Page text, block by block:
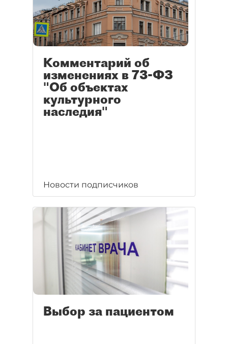
Комментарий об
изменениях в 73-ФЗ
"Об объектах
культурного
наследия"
Новости подписчиков
Выбор за пациентом